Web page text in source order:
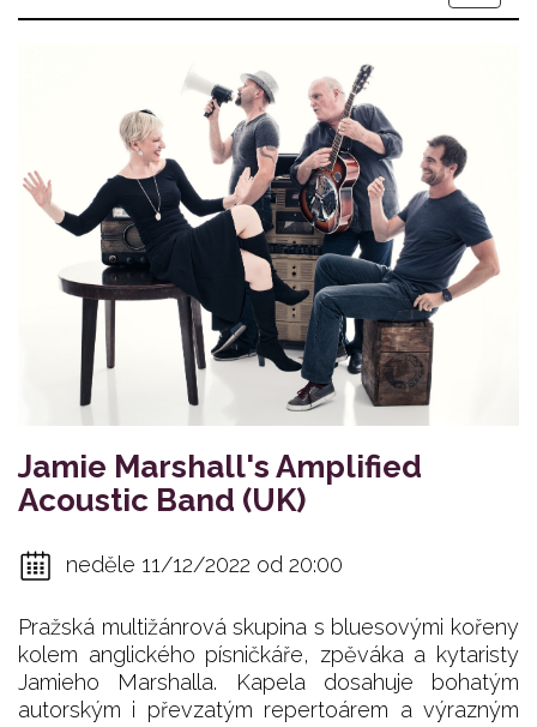
Jamie Marshall's Amplified
Acoustic Band (UK)
neděle 11/12/2022 od 20:00
Pražská multižánrová skupina s bluesovými kořeny
kolem anglického písničkáře, zpěváka a kytaristy
Jamieho Marshalla. Kapela dosahuje bohatým
autorským i převzatým repertoárem a výrazným